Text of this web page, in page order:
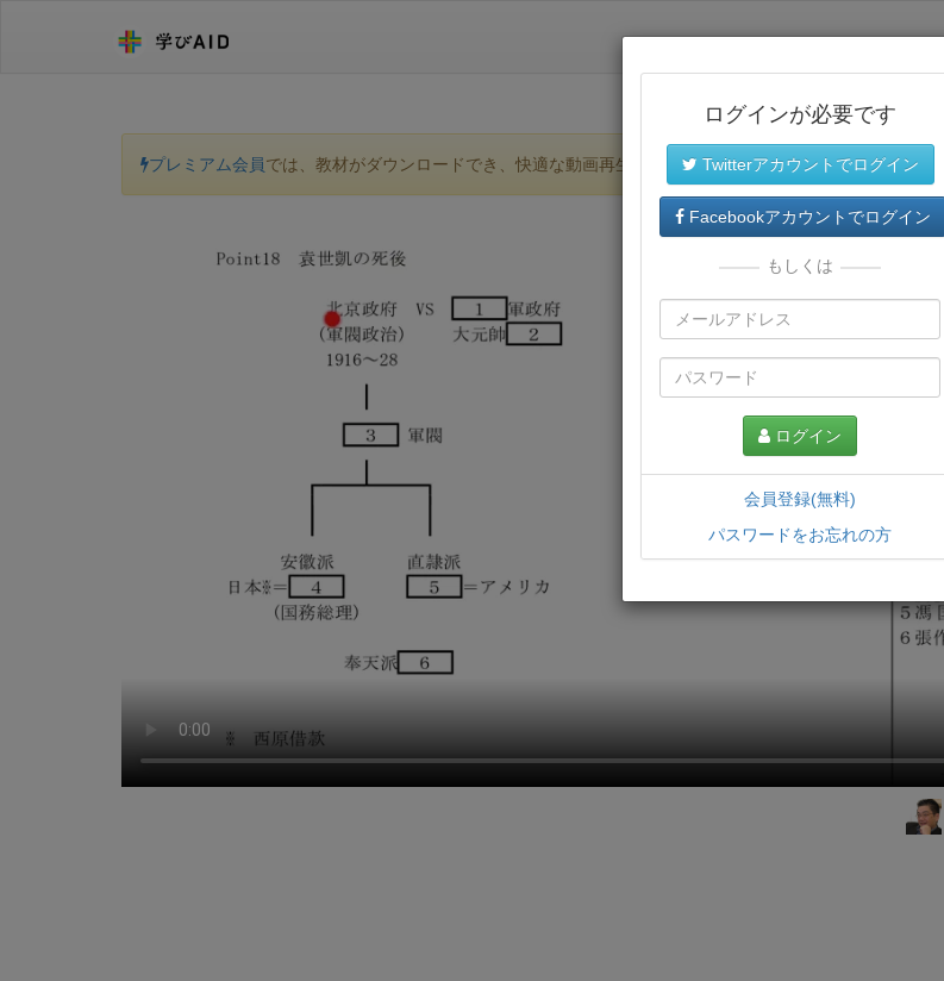
プレミアム会員では、教材がダウンロードでき、快適な動画再生環境が提供されます。
ログインが必要です
Twitterアカウントでログイン
Facebookアカウントでログイン
もしくは
ログイン
会員登録(無料)
パスワードをお忘れの方